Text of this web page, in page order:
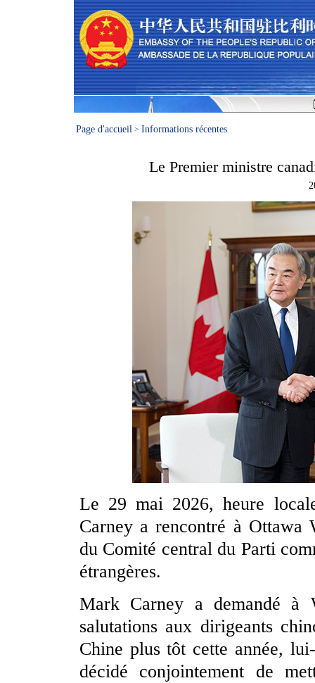
Page d'accueil > Informations récentes
Le Premier ministre
Le 29 mai 2026, heure
Carney a rencontré à Ottawa
du Comité central du Parti
étrangères.
Mark Carney a demandé à
salutations aux dirigeants
Chine plus tôt cette année,
décidé conjointement de